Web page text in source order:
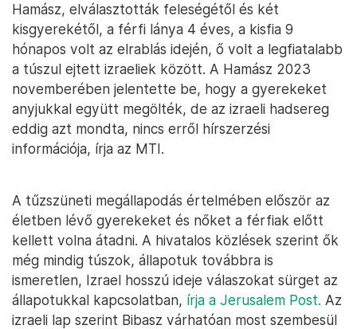
Hamász, elválasztották feleségétől és két
kisgyerekétől, a férfi lánya 4 éves, a kisfia 9
hónapos volt az elrablás idején, ő volt a legfiatalabb
a túszul ejtett izraeliek között. A Hamász 2023
novemberében jelentette be, hogy a gyerekeket
anyjukkal együtt megölték, de az izraeli hadsereg
eddig azt mondta, nincs erről hírszerzési
információja, írja az MTI.
A tűzszüneti megállapodás értelmében először az
életben lévő gyerekeket és nőket a férfiak előtt
kellett volna átadni. A hivatalos közlések szerint ők
még mindig túszok, állapotuk továbbra is
ismeretlen, Izrael hosszú ideje válaszokat sürget az
állapotukkal kapcsolatban, írja a Jerusalem Post. Az
izraeli lap szerint Bibasz várhatóan most szembesül